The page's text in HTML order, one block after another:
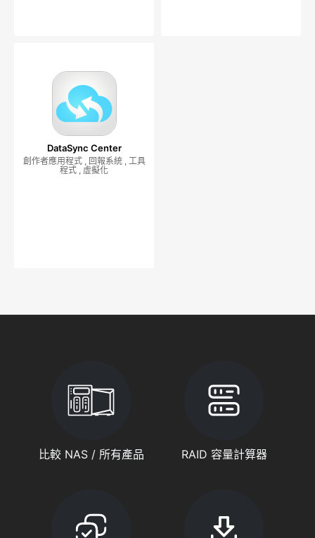
DataSync Center
創作者應用程式 , 回報系統 , 工具
程式 , 虛擬化
比較 NAS / 所有產品 RAID 容量計算器